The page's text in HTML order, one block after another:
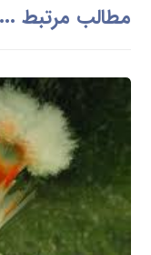
مطالب مرتبط ...